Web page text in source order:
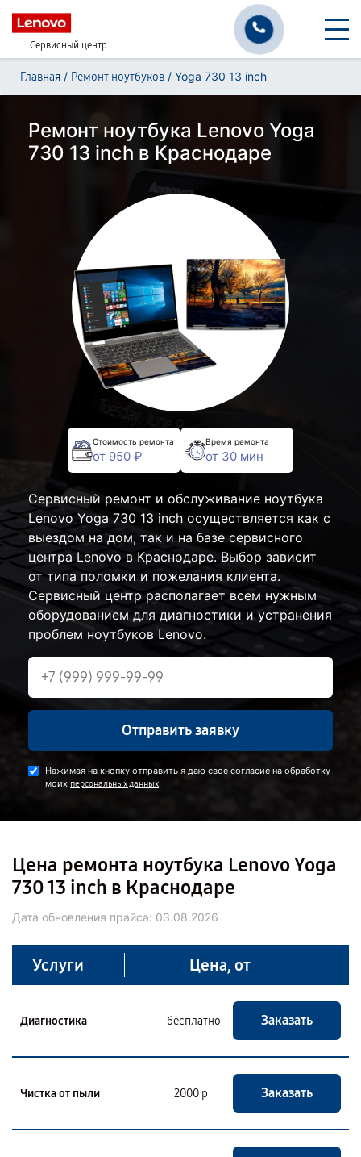
Сервисный центр
Главная / Ремонт ноутбуков / Yoga 730 13 inch
Ремонт ноутбука Lenovo Yoga
730 13 inch в Краснодаре
Стоимость ремонта
от 950 ₽
Время ремонта
от 30 мин
Сервисный ремонт и обслуживание ноутбука
Lenovo Yoga 730 13 inch осуществляется как с
выездом на дом, так и на базе сервисного
центра Lenovo в Краснодаре. Выбор зависит
от типа поломки и пожелания клиента.
Сервисный центр располагает всем нужным
оборудованием для диагностики и устранения
проблем ноутбуков Lenovo.
Отправить заявку
Нажимая на кнопку отправить я даю свое согласие на обработку
моих персональных данных.
Цена ремонта ноутбука Lenovo Yoga
730 13 inch в Краснодаре
Дата обновления прайса: 03.08.2026
Услуги Цена, от
Диагностика бесплатно Заказать
Чистка от пыли 2000 р Заказать